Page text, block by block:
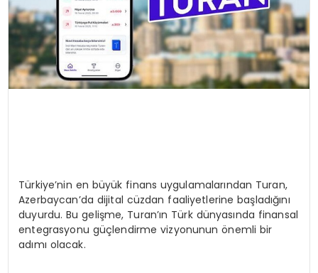
Türkiye’nin en büyük finans uygulamalarından Turan,
Azerbaycan’da dijital cüzdan faaliyetlerine başladığını
duyurdu. Bu gelişme, Turan’ın Türk dünyasında finansal
entegrasyonu güçlendirme vizyonunun önemli bir
adımı olacak.